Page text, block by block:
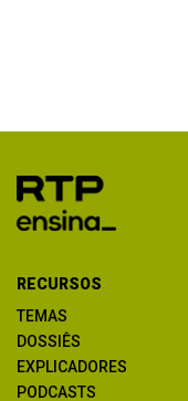
RECURSOS
TEMAS
DOSSIÊS
EXPLICADORES
PODCASTS